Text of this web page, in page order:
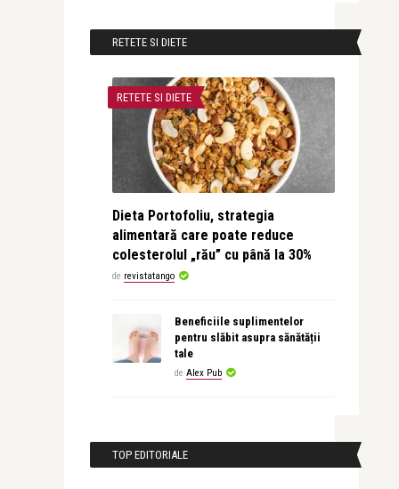
RETETE SI DIETE
RETETE SI DIETE
Dieta Portofoliu, strategia
alimentară care poate reduce
colesterolul „rău” cu până la 30%
de revistatango
Beneficiile suplimentelor
pentru slăbit asupra sănătății
tale
de Alex Pub
TOP EDITORIALE